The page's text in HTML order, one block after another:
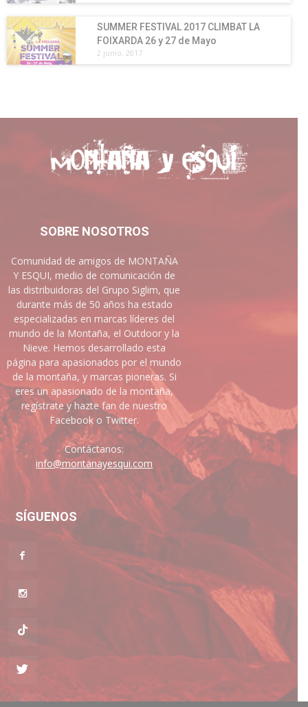
SUMMER FESTIVAL 2017 CLIMBAT LA
FOIXARDA 26 y 27 de Mayo
2 junio, 2017
SOBRE NOSOTROS
Comunidad de amigos de MONTAÑA
Y ESQUI, medio de comunicación de
las distribuidoras del Grupo Siglim, que
durante más de 50 años ha estado
especializadas en marcas líderes del
mundo de la Montaña, el Outdoor y la
Nieve. Hemos desarrollado esta
página para apasionados por el mundo
de la montaña, y marcas pioneras. Si
eres un apasionado de la montaña,
regístrate y hazte fan de nuestro
Facebook o Twitter.
Contáctanos:
info@montanayesqui.com
SÍGUENOS